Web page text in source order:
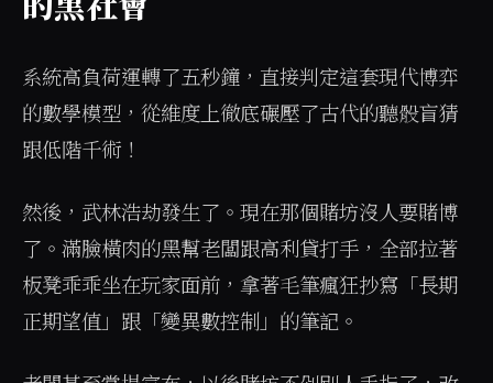
系統高負荷運轉了五秒鐘，直接判定這套現代博弈
的數學模型，從維度上徹底碾壓了古代的聽骰盲猜
跟低階千術！
然後，武林浩劫發生了。現在那個賭坊沒人要賭博
了。滿臉橫肉的黑幫老闆跟高利貸打手，全部拉著
板凳乖乖坐在玩家面前，拿著毛筆瘋狂抄寫「長期
正期望值」跟「變異數控制」的筆記。